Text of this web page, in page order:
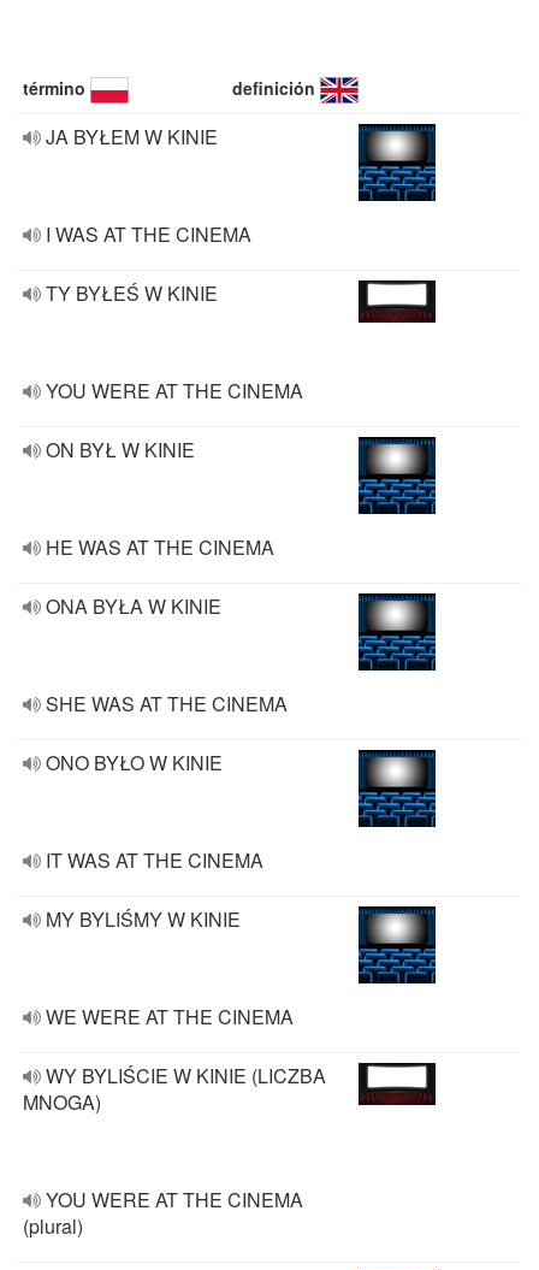
término definición
JA BYŁEM W KINIE
I WAS AT THE CINEMA
TY BYŁEŚ W KINIE
YOU WERE AT THE CINEMA
ON BYŁ W KINIE
HE WAS AT THE CINEMA
ONA BYŁA W KINIE
SHE WAS AT THE CINEMA
ONO BYŁO W KINIE
IT WAS AT THE CINEMA
MY BYLIŚMY W KINIE
WE WERE AT THE CINEMA
WY BYLIŚCIE W KINIE (LICZBA
MNOGA)
YOU WERE AT THE CINEMA
(plural)